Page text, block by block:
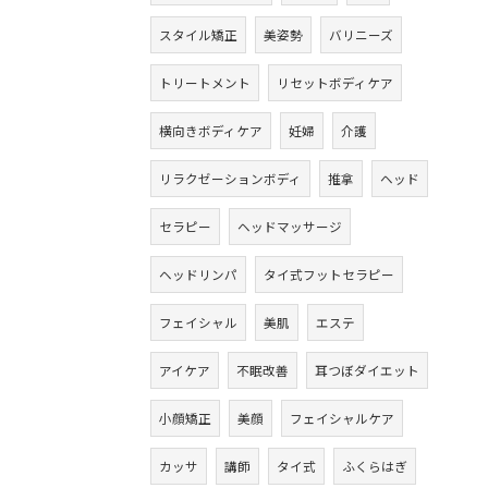
スタイル矯正 美姿勢 バリニーズ
トリートメント リセットボディケア
横向きボディケア 妊婦 介護
リラクゼーションボディ 推拿 ヘッド
セラピー ヘッドマッサージ
ヘッドリンパ タイ式フットセラピー
フェイシャル 美肌 エステ
アイケア 不眠改善 耳つぼダイエット
小顔矯正 美顔 フェイシャルケア
カッサ 講師 タイ式 ふくらはぎ